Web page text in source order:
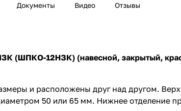
Документы Видео Отзывы
12НЗК) (навесной, закрытый,
и расположены друг над другом.
50 или 65 мм. Нижнее отделение